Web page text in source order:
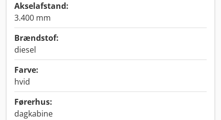
Akselafstand:
3.400 mm
Brændstof:
diesel
Farve:
hvid
Førerhus:
dagkabine